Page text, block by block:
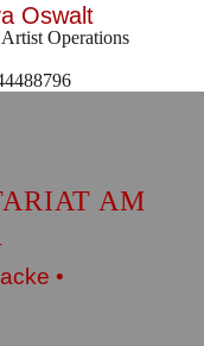
Oswalt
Operations
AM
•